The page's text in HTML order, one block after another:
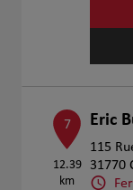
7
12.39
km
Eric
115
31770